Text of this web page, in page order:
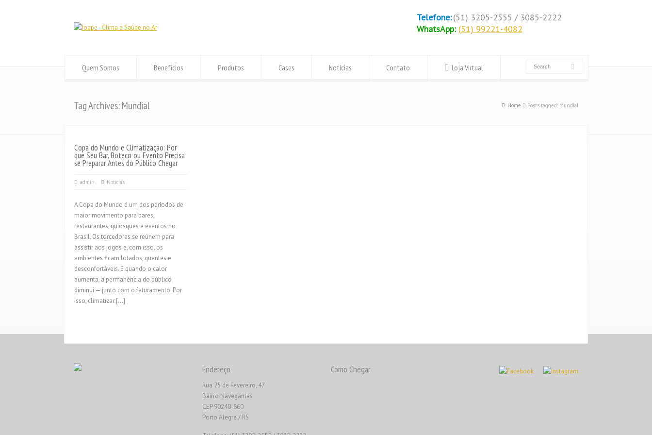
Telefone:(51) 3205-2555 / 3085-2222
WhatsApp: (51) 99221-4082
Quem Somos Benefícios Produtos Cases Notícias Contato Loja Virtual
Tag Archives: Mundial Home Posts tagged: Mundial
Copa do Mundo e Climatização: Por
que Seu Bar, Boteco ou Evento Precisa
se Preparar Antes do Público Chegar
admin Notícias
A Copa do Mundo é um dos períodos de
maior movimento para bares,
restaurantes, quiosques e eventos no
Brasil. Os torcedores se reúnem para
assistir aos jogos e, com isso, os
ambientes ficam lotados, quentes e
desconfortáveis. E quando o calor
aumenta, a permanência do público
diminui — junto com o faturamento. Por
isso, climatizar […]
Endereço
Rua 25 de Fevereiro, 47
Bairro Navegantes
CEP 90240-660
Porto Alegre / RS
Como Chegar